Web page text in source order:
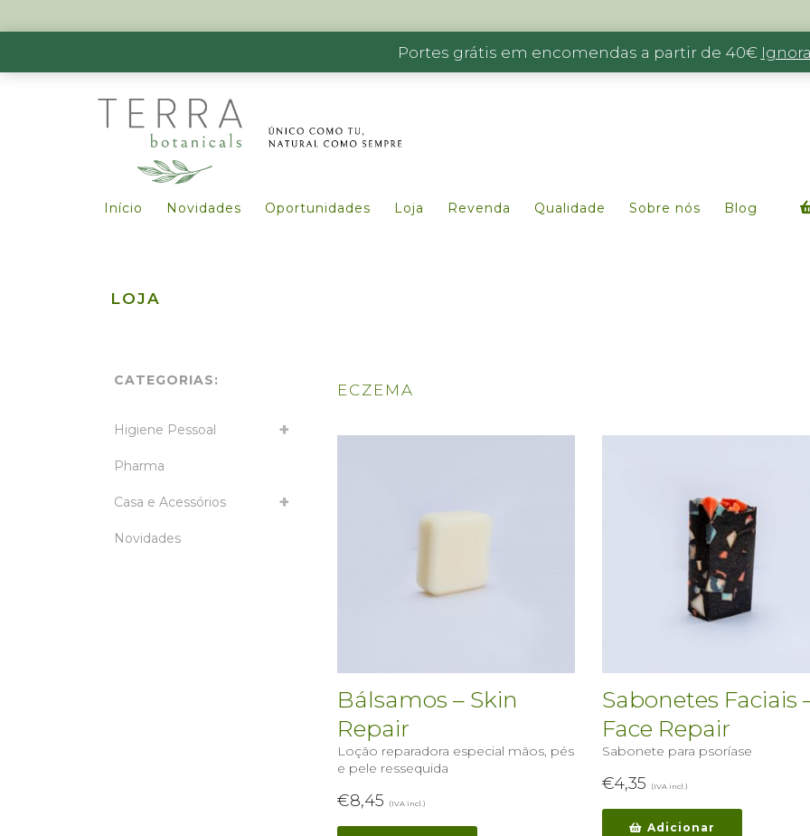
Portes grátis em encomendas a partir de 40€
Início Novidades Oportunidades Loja Revenda Qualidade Sobre nós Blog
LOJA
ECZEMA
Bálsamos – Skin
Repair
Loção reparadora especial mãos, pés
e pele ressequida
€8,45 (IVA incl.)
Sabonetes Faciais
Face Repair
Sabonete para psoríase
€4,35 (IVA incl.)
Adicionar
CATEGORIAS:
Higiene Pessoal
Pharma
Casa e Acessórios
Novidades